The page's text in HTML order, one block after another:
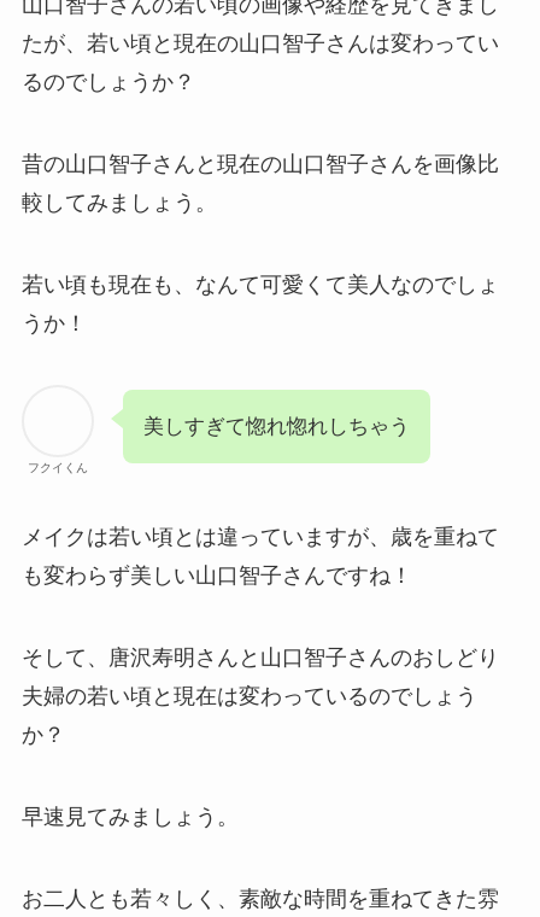
たが、若い頃と現在の山口智子さんは変わってい
るのでしょうか？
昔の山口智子さんと現在の山口智子さんを画像比
較してみましょう。
若い頃も現在も、なんて可愛くて美人なのでしょ
うか！
フクイくん
美しすぎて惚れ惚れしちゃう
メイクは若い頃とは違っていますが、歳を重ねて
も変わらず美しい山口智子さんですね！
そして、唐沢寿明さんと山口智子さんのおしどり
夫婦の若い頃と現在は変わっているのでしょう
か？
早速見てみましょう。
お二人とも若々しく、素敵な時間を重ねてきた雰